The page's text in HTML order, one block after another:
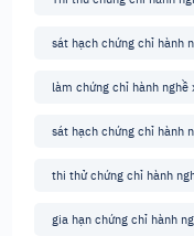
sát hạch chứng chỉ hành
làm chứng chỉ hành nghề
sát hạch chứng chỉ hành
thi thử chứng chỉ hành
gia hạn chứng chỉ hành